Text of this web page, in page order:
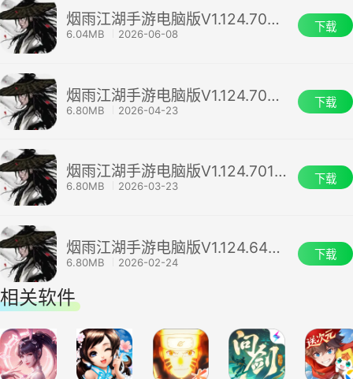
烟雨江湖手游电脑版V1.124.70807
6.04MB 2026-06-08
下载
烟雨江湖手游电脑版V1.124.70468
6.80MB 2026-04-23
下载
烟雨江湖手游电脑版V1.124.70149
6.80MB 2026-03-23
下载
烟雨江湖手游电脑版V1.124.64632
6.80MB 2026-02-24
下载
相关软件